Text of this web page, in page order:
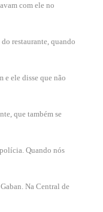
com ele no
restaurante, quando
e ele disse que não
que também se
Quando nós
Na Central de